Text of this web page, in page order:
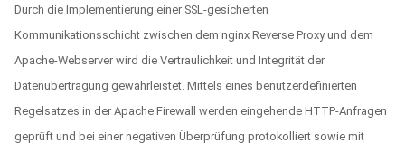
Durch die Implementierung einer SSL-gesicherten
Kommunikationsschicht zwischen dem nginx Reverse Proxy und dem
Apache-Webserver wird die Vertraulichkeit und Integrität der
Datenübertragung gewährleistet. Mittels eines benutzerdefinierten
Regelsatzes in der Apache Firewall werden eingehende HTTP-Anfragen
geprüft und bei einer negativen Überprüfung protokolliert sowie mit